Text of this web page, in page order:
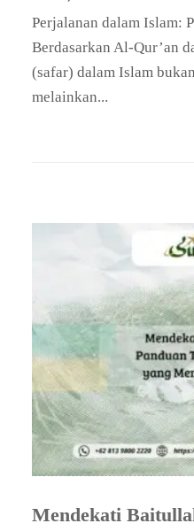
Perjalanan dalam Islam:
Berdasarkan Al-Qur’an
(safar) dalam Islam
melainkan...
Mendekati